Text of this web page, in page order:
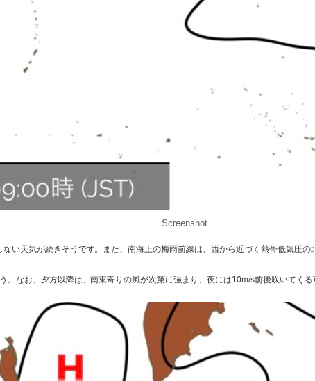
Screenshot
い天気が続きそうです。また、南海上の梅雨前線は、西から近づく熱帯低気圧
なお、夕方以降は、南東寄りの風が次第に強まり、夜には10m/s前後吹いてくる